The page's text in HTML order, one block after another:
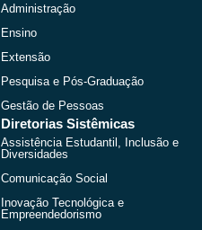
Administração
Ensino
Extensão
Pesquisa e Pós-Graduação
Gestão de Pessoas
Diretorias Sistêmicas
Assistência Estudantil, Inclusão e
Diversidades
Comunicação Social
Inovação Tecnológica e
Empreendedorismo